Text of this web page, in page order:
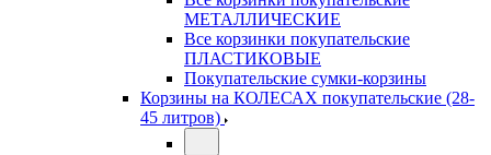
МЕТАЛЛИЧЕСКИЕ
Все корзинки покупательские
ПЛАСТИКОВЫЕ
Покупательские сумки-корзины
Корзины на КОЛЕСАХ покупательские (28-
45 литров)